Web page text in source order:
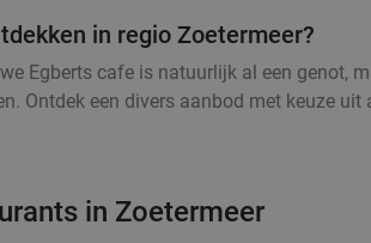
in regio Zoetermeer?
Egberts cafe is natuurlijk al een genot,
Ontdek een divers aanbod met keuze
in Zoetermeer